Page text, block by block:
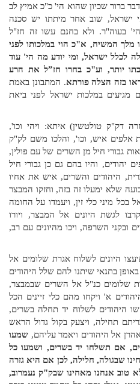
ברור שכיון שהוא הי' כ"כ אמיץ לב
ישראל, שוב אחר מיתתו יש סכנה
בעוה"ר. ולא בחנם עשו זה חז"ל
מלך המשיח, א"כ הוי במלכותו לפני
לכלל ישראל, ומי יודע מה הי' עוד
יותר, וע"כ בחרו חז”ל את הרע
בזה הצלה פורתא. המתבונן באמת
מגיעים במלכות ישראל לפני ביאת
דק"ק טולטשין) איתא: ויהי וכו',
אלפים איש, וכו', והלכו משם לק"ק
גבורי חיל מן השרים של עם פולין,
יהודים, והיו בהם גם כן גבורי חיל
היהודים והשרים, איש את אחיו
שלא ימעלו זה בזה, וחזקו המבצר
בכל מיני כלי זין, ויעמדו על החומה
לגשת היונים אל המבצר, ויורו
ובקני השרפה, ויכו מהיונים עם רב,
היונים לשלוח אגרת שלומים אל
בתנאי שיתנו להם שלל היהודים
שלומים כנ"ל אל השרים שבמבצר,
א' ויקחו מהם כלי זיינים הכל
היהודים לשלוח יד תחלה בשרים,
תחילה, ויצעק בקול גדול הראש
אל היהודים ויאמר עליהם, שמעו
אם תשלחו יד בשרים, ושמעו כל
שבגולה, חלילה, לכן אם היא גזרה
טוב אנחנו מאחינו שבק"ק נעמרוב,